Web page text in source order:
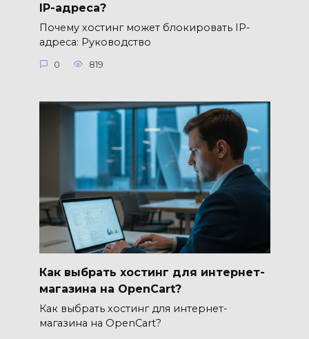
IP-адреса?
Почему хостинг может блокировать IP-
адреса: Руководство
0 819
Как выбрать хостинг для интернет-
магазина на OpenCart?
Как выбрать хостинг для интернет-
магазина на OpenCart?